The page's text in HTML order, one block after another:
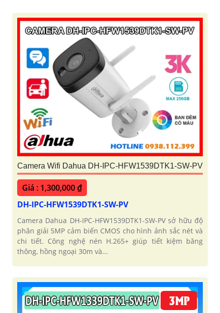
Camera Wifi Dahua DH-IPC-HFW1539DTK1-SW-PV
Giá : 1,300,000 ₫
DH-IPC-HFW1539DTK1-SW-PV
Camera Dahua DH-IPC-HFW1539DTK1-SW-PV sở hữu độ
phân giải 5MP cảm biến CMOS cho hình ảnh sắc nét và
chi tiết. Công nghệ nén H.265+ giúp tiết kiệm băng
thông, hồng ngoại 30m và...